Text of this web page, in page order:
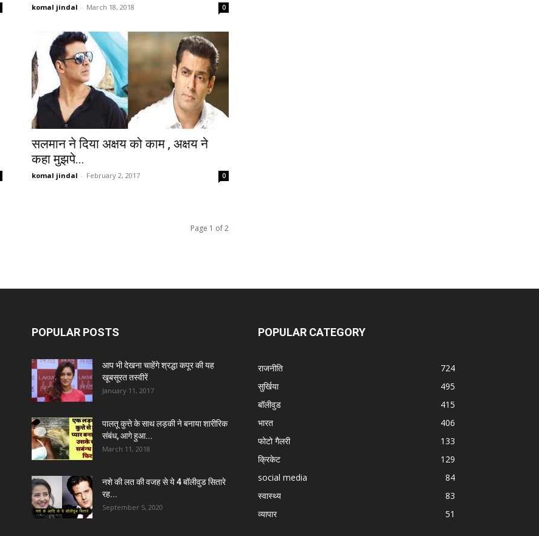
komal jindal - March 18, 2018 0
सलमान ने दिया अक्षय को काम , अक्षय ने
कहा मुझपे...
komal jindal - February 2, 2017 0
Page 1 of 2
POPULAR POSTS
आप भी देखना चाहेंगे श्रद्धा कपूर की यह
खूबसूरत तस्वीरें
January 11, 2017
पालतू कुत्ते के साथ लड़की ने बनाया शारीरिक
संबंध, आगे हुआ...
March 11, 2018
नशे की लत की वजह से ये 4 बॉलीवुड सितारे
रह...
September 5, 2020
POPULAR CATEGORY
राजनीति
724
सुर्खिया
495
बॉलीवुड
415
भारत
406
फोटो गैलरी
133
क्रिकेट
129
social media
84
स्वास्थ्य
83
व्यापार
51